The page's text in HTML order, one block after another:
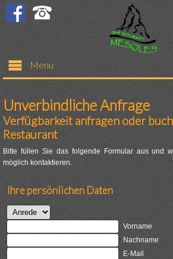
Menu
Restaurant
Bar
Zimmer
Preise
Unverbindliche Anfrage
Verfügbarkeit anfragen oder
Restaurant
Bitte füllen Sie das folgende Formular aus und
möglich kontaktieren.
Ihre persönlichen Daten
Vorname
Nachname
E-Mail